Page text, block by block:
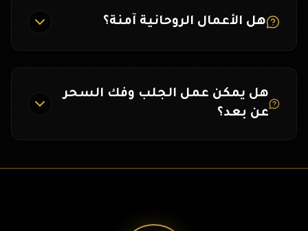
هل الأعمال الروحانية آمنة؟
هل يمكن عمل الجلب وفك السحر
عن بعد؟